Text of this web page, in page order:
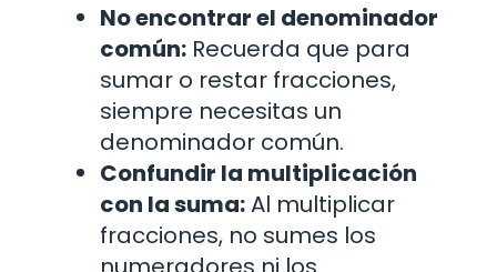
No encontrar el denominador
común: Recuerda que para
sumar o restar fracciones,
siempre necesitas un
denominador común.
Confundir la multiplicación
con la suma:Al multiplicar
fracciones, no sumes los